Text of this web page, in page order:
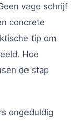
vage schrijf
concrete
tip om
Hoe
de stap
ongeduldig